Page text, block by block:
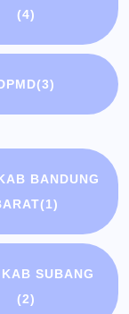
(4)
(3)
BANDUNG
(1)
SUBANG
(2)